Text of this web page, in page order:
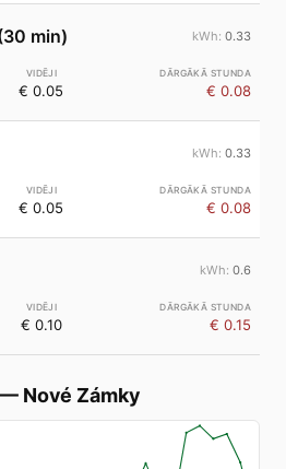
min) 0.33
€ 0.05 € 0.08
0.33
€ 0.05 € 0.08
0.6
€ 0.10 € 0.15
— Nové Zámky